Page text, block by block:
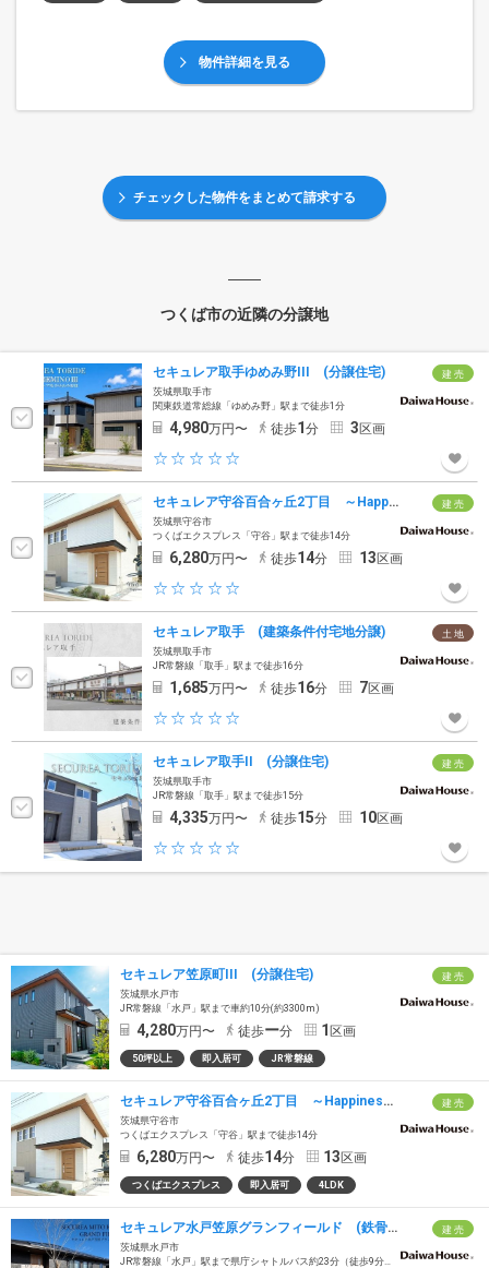
物件詳細を見る
チェックした物件をまとめて請求する
つくば市の近隣の分譲地
建 売
セキュレア取手ゆめみ野III (分譲住宅)
茨城県取手市
関東鉄道常総線「ゆめみ野」駅まで徒歩1分
4,980万円〜 徒歩1 分 3 区画
建 売
セキュレア守谷百合ヶ丘2丁目 ～Happiness Garden～（鉄骨）(分譲住宅)
茨城県守谷市
つくばエクスプレス「守谷」駅まで徒歩14分
6,280万円〜 徒歩14分 13 区画
土 地
セキュレア取手 (建築条件付宅地分譲)
茨城県取手市
JR常磐線「取手」駅まで徒歩16分
1,685万円〜 徒歩16分 7区画
建 売
セキュレア取手II (分譲住宅)
茨城県取手市
JR常磐線「取手」駅まで徒歩15分
4,335万円〜 徒歩15分 10区画
建 売
セキュレア笠原町III (分譲住宅)
茨城県水戸市
JR常磐線「水戸」駅まで車約10分(約3300m)
4,280万円〜 徒歩ー分 1 区画
50坪以上 即入居可 JR常磐線
建 売
セキュレア守谷百合ヶ丘2丁目 ～Happiness Garden～（鉄骨）(分譲住宅)
茨城県守谷市
つくばエクスプレス「守谷」駅まで徒歩14分
6,280万円〜 徒歩14分 13区画
つくばエクスプレス 即入居可 4LDK
建 売
セキュレア水戸笠原グランフィールド (鉄骨造）(分譲住宅)
茨城県水戸市
JR常磐線「水戸」駅まで県庁シャトルバス約23分（徒歩9分～10分の「県庁」バス停乗車）